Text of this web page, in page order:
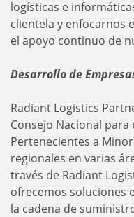
logísticas e
clientela y enfocarnos
el apoyo continuo de
Desarrollo de
Radiant Logistics
Consejo Nacional
Pertenecientes a
regionales en varias
través de Radiant
ofrecemos soluciones
la cadena de